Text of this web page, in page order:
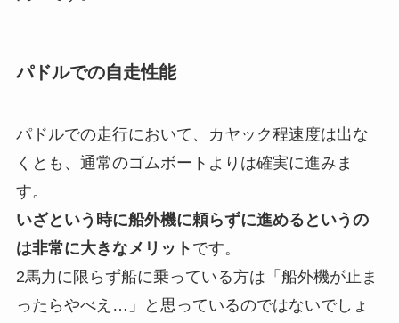
パドルでの自走性能
パドルでの走行において、カヤック程速度は出な
くとも、通常のゴムボートよりは確実に進みま
す。
いざという時に船外機に頼らずに進めるというの
は非常に大きなメリット です。
2馬力に限らず船に乗っている方は「船外機が止ま
ったらやべえ…」と思っているのではないでしょ